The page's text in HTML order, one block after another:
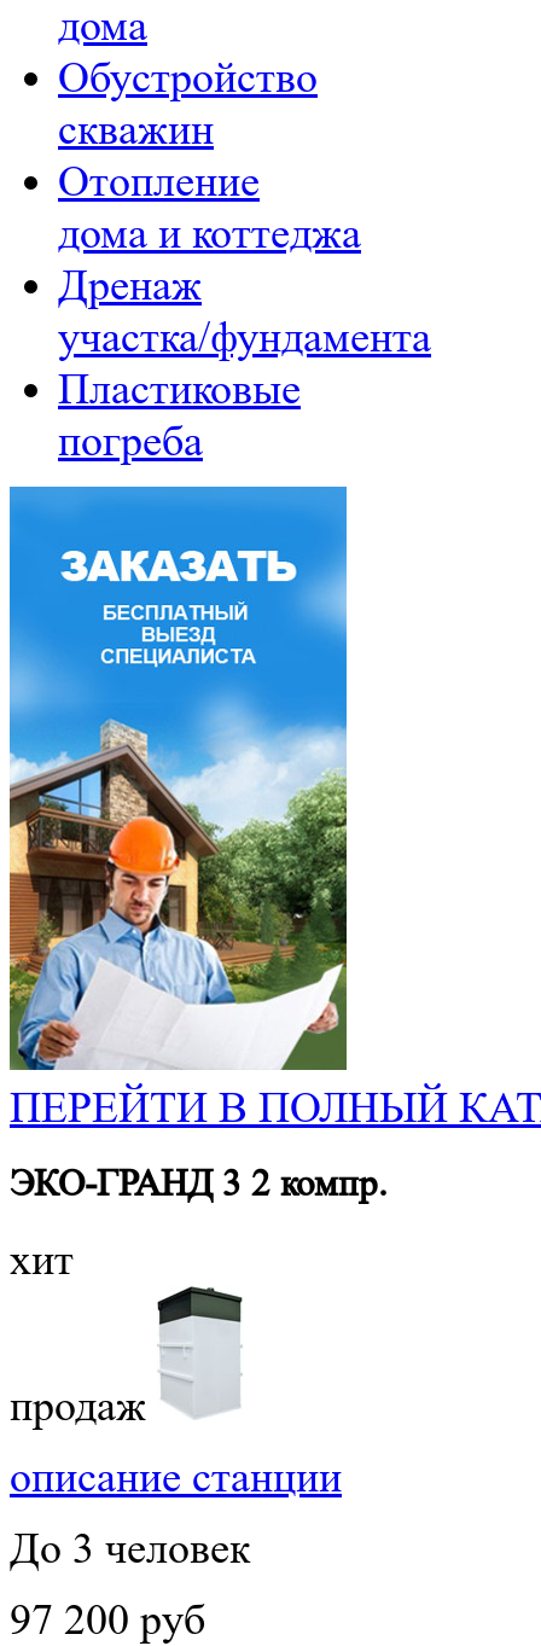
дома
Обустройство
скважин
Отопление
дома и коттеджа
Дренаж
участка/фундамента
Пластиковые
погреба
ПЕРЕЙТИ В ПОЛНЫЙ
ЭКО-ГРАНД 3 2 компр.
хит
продаж
описание станции
До 3 человек
97 200 руб